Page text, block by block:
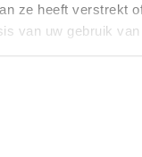
ze heeft verstrekt
van uw gebruik